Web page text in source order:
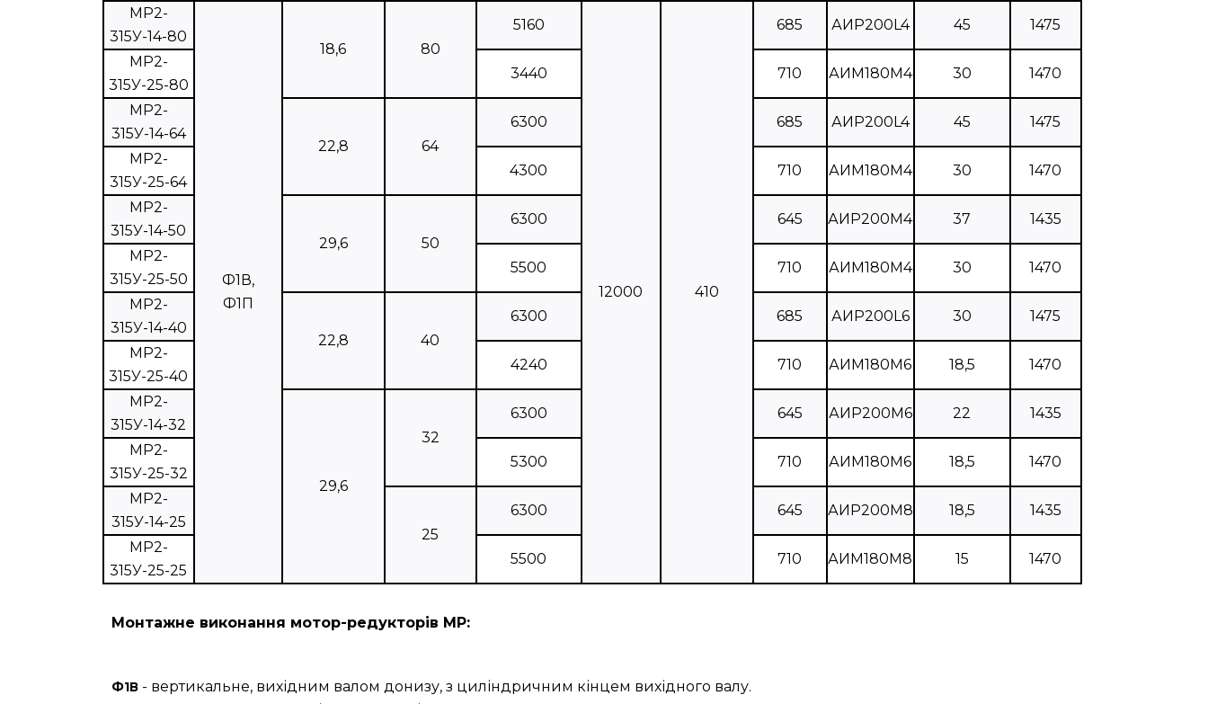
МР2-
315У-14-80
Ф1В,
Ф1П
18,6 80
5160
12000 410
685 АИР200L4 45 1475
МР2-
315У-25-80
3440 710 АИМ180М4 30 1470
МР2-
315У-14-64
22,8 64
6300 685 АИР200L4 45 1475
МР2-
315У-25-64
4300 710 АИМ180М4 30 1470
МР2-
315У-14-50
29,6 50
6300 645 АИР200М4 37 1435
МР2-
315У-25-50
5500 710 АИМ180М4 30 1470
МР2-
315У-14-40
22,8 40
6300 685 АИР200L6 30 1475
МР2-
315У-25-40
4240 710 АИМ180М6 18,5 1470
МР2-
315У-14-32
29,6
32
6300 645 АИР200М6 22 1435
МР2-
315У-25-32
5300 710 АИМ180М6 18,5 1470
МР2-
315У-14-25
25
6300 645 АИР200М8 18,5 1435
МР2-
315У-25-25
5500 710 АИМ180М8 15 1470
Монтажне виконання мотор-редукторів МР:
Ф1В- вертикальне, вихідним валом донизу, з циліндричним кінцем вихідного валу.